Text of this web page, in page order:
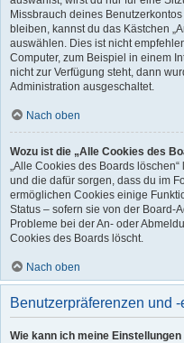
Missbrauch deines
bleiben, kannst du das Kästchen
auswählen. Dies ist nicht
Computer, zum Beispiel in einem
nicht zur Verfügung steht, dann
Administration ausgeschaltet.
Nach oben
Wozu ist die „Alle Cookies des
„Alle Cookies des Boards
und die dafür sorgen, dass du im
ermöglichen Cookies einige
Status – sofern sie von der Board-
Probleme bei der An- oder
Cookies des Boards löscht.
Nach oben
Benutzerpräferenzen und
Wie kann ich meine